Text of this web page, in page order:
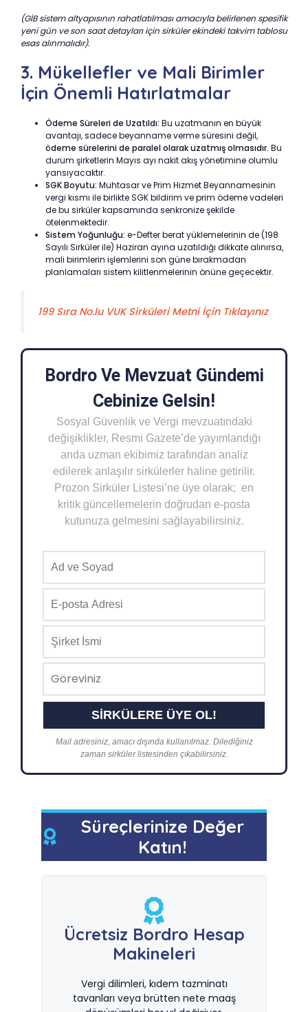
(GİB sistem altyapısının rahatlatılması amacıyla belirlenen spesifik
yeni gün ve son saat detayları için sirküler ekindeki takvim tablosu
esas alınmalıdır).
3. Mükellefler ve Mali Birimler
İçin Önemli Hatırlatmalar
Ödeme Süreleri de Uzatıldı: Bu uzatmanın en büyük
avantajı, sadece beyanname verme süresini değil,
ödeme sürelerini de paralel olarak uzatmış olmasıdır. Bu
durum şirketlerin Mayıs ayı nakit akış yönetimine olumlu
yansıyacaktır.
SGK Boyutu: Muhtasar ve Prim Hizmet Beyannamesinin
vergi kısmı ile birlikte SGK bildirim ve prim ödeme vadeleri
de bu sirküler kapsamında senkronize şekilde
ötelenmektedir.
Sistem Yoğunluğu: e-Defter berat yüklemelerinin de (198
Sayılı Sirküler ile) Haziran ayına uzatıldığı dikkate alınırsa,
mali birimlerin işlemlerini son güne bırakmadan
planlamaları sistem kilitlenmelerinin önüne geçecektir.
199 Sıra No.lu VUK Sirküleri Metni İçin Tıklayınız
Bordro Ve Mevzuat Gündemi
Cebinize Gelsin!
Sosyal Güvenlik ve Vergi mevzuatındaki
değişiklikler, Resmi Gazete’de yayımlandığı
anda uzman ekibimiz tarafından analiz
edilerek anlaşılır sirkülerler haline getirilir.
Prozon Sirküler Listesi’ne üye olarak; en
kritik güncellemelerin doğrudan e-posta
kutunuza gelmesini sağlayabilirsiniz.
Mail adresiniz, amacı dışında kullanılmaz. Dilediğiniz
zaman sirküler listesinden çıkabilirsiniz.
Süreçlerinize Değer
Katın!
Ücretsiz Bordro Hesap
Makineleri
Vergi dilimleri, kıdem tazminatı
tavanları veya brütten nete maaş